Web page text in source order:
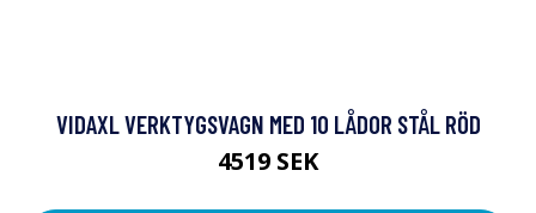
VIDAXL VERKTYGSVAGN MED 10 LÅDOR STÅL RÖD
4519 SEK